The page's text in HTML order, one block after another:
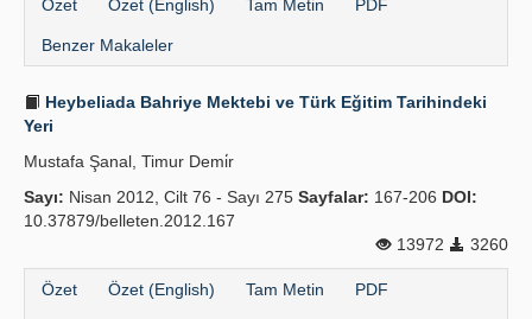
Özet Özet (English) Tam Metin PDF
Benzer Makaleler
Heybeliada Bahriye Mektebi ve Türk Eğitim Tarihindeki
Yeri
Mustafa Şanal, Timur Demi̇r
Sayı: Nisan 2012, Cilt 76 - Sayı 275 Sayfalar: 167-206 DOI:
10.37879/belleten.2012.167
13972
3260
Özet Özet (English) Tam Metin PDF